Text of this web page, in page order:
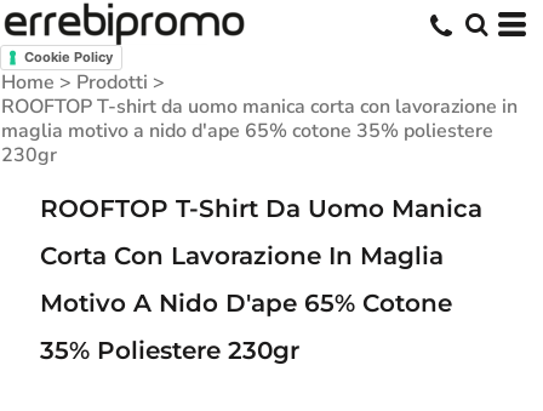
Cookie Policy
Home > Prodotti >
ROOFTOP T-shirt da uomo manica corta con lavorazione in
maglia motivo a nido d'ape 65% cotone 35% poliestere
230gr
ROOFTOP T-Shirt Da Uomo Manica
Corta Con Lavorazione In Maglia
Motivo A Nido D'ape 65% Cotone
35% Poliestere 230gr